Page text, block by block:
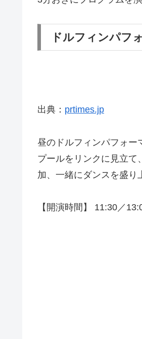
ドルフィンパフ
出典： prtimes.jp
昼のドルフィンパフォー
プールをリンクに見立て
加、一緒にダンスを盛り
【開演時間】 11:30／